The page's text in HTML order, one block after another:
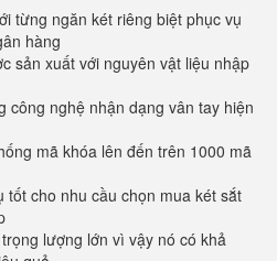
từng ngăn két riêng biệt phục vụ
hàng
sản xuất với nguyên vật liệu nhập
công nghệ nhận dạng vân tay hiện
mã khóa lên đến trên 1000 mã
tốt cho nhu cầu chọn mua két sắt
lượng lớn vì vậy nó có khả